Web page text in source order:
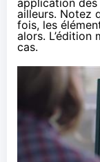
application
ailleurs. Notez
fois, les
alors. L’édition
cas.